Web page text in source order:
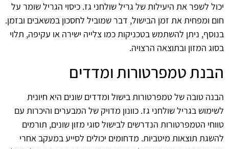
יכול לשפר את היעילות של גריל שולחני גז. כיסוי הגריל שומר על
חום ומפחית את זמן הבישול, דבר שמוביל לחסכון במשאבים ובזמן.
בנוסף, ניתן להשתמש בטכניקות כמו צלייה ישירה או עקיפה, תלוי
בסוג המזון ובתוצאה הרצויה.
הבנת טמפרטורות ומדדים
הבנה טובה של טמפרטורות בישול ומדדים שונים היא חיונית
לשימוש בגריל שולחני גז. כוונון מדויק של המבערים והיכרות עם
טווחי הטמפרטורות הנדרשים לבישול סוגי מזון שונים, תורמים
להשגת תוצאות מיטביות. מדחומים יכולים לסייע במעקב אחרי